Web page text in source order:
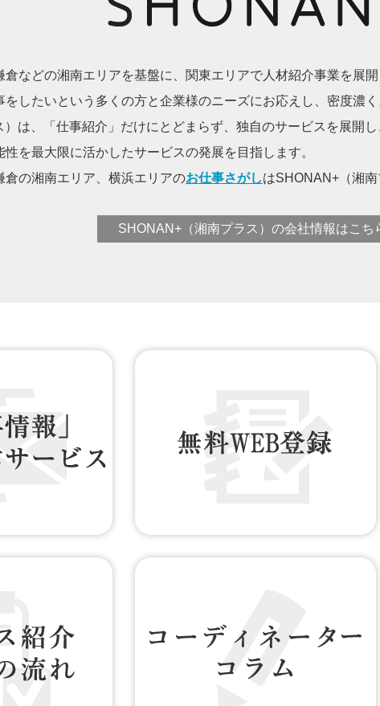
などの湘南エリアを基盤に、関東エリアで人材紹介事業を展
したいという多くの方と企業様のニーズにお応えし、密度濃
は、「仕事紹介」だけにとどまらず、独自のサービスを展開
を最大限に活かしたサービスの発展を目指します。
倉の湘南エリア、横浜エリアのお仕事さがしはSHONAN+（湘南
SHONAN+（湘南プラス）の会社情報はこち
無料WEB登録